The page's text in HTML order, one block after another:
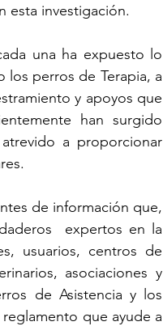
esta investigación.
una ha expuesto lo
los perros de Terapia, a
y apoyos que
han surgido
a proporcionar
de información que,
expertos en la
usuarios, centros de
asociaciones y
de Asistencia y los
que ayude a